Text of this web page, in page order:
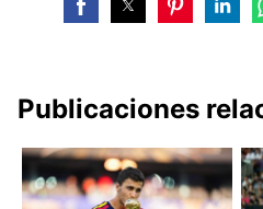
Publicaciones